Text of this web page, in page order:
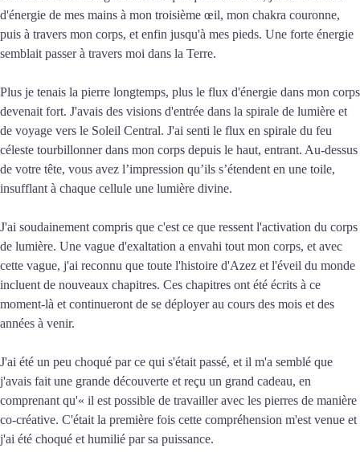
d'énergie de mes mains à mon troisième œil, mon chakra couronne,
puis à travers mon corps, et enfin jusqu'à mes pieds. Une forte énergie
semblait passer à travers moi dans la Terre.
Plus je tenais la pierre longtemps, plus le flux d'énergie dans mon corps
devenait fort. J'avais des visions d'entrée dans la spirale de lumière et
de voyage vers le Soleil Central. J'ai senti le flux en spirale du feu
céleste tourbillonner dans mon corps depuis le haut, entrant. Au-dessus
de votre tête, vous avez l’impression qu’ils s’étendent en une toile,
insufflant à chaque cellule une lumière divine.
J'ai soudainement compris que c'est ce que ressent l'activation du corps
de lumière. Une vague d'exaltation a envahi tout mon corps, et avec
cette vague, j'ai reconnu que toute l'histoire d'Azez et l'éveil du monde
incluent de nouveaux chapitres. Ces chapitres ont été écrits à ce
moment-là et continueront de se déployer au cours des mois et des
années à venir.
J'ai été un peu choqué par ce qui s'était passé, et il m'a semblé que
j'avais fait une grande découverte et reçu un grand cadeau, en
comprenant qu'« il est possible de travailler avec les pierres de manière
co-créative. C'était la première fois cette compréhension m'est venue et
j'ai été choqué et humilié par sa puissance.